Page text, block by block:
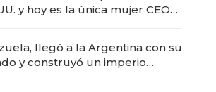
y hoy es la única mujer CEO
llegó a la Argentina con su
y construyó un imperio